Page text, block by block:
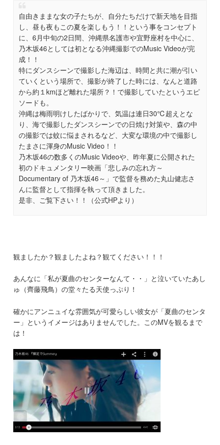
自由きままな女の子たちが、自分たちだけで新天地を目指
し、昼も夜もこの夏を楽しもう！！という事をコンセプト
に、6月中旬の2日間、沖縄県名護市や宜野座村を中心に、
乃木坂46としては初となる沖縄撮影でのMusic Videoが完
成！！
特にダンスシーンで撮影した海辺は、時間と共に潮が引い
ていくという場所で、撮影が終了した時には、なんと道路
から約１kmほど離れた場所？！で撮影していたというエピ
ソードも。
沖縄は梅雨明けしたばかりで、気温は連日30℃超えとな
り、海で撮影したダンスシーンでの日焼け対策や、森の中
の撮影では蚊に悩まされるなど、大変な環境の中で撮影し
たまさに渾身のMusic Video！！
乃木坂46の数多くのMusic Videoや、昨年夏に公開された
初のドキュメンタリー映画「悲しみの忘れ方～
Documentary of 乃木坂46～」で監督を務めた丸山健志さ
んに監督として指揮を執って頂きました。
是非、ご覧下さい！！（公式HPより）
観ましたか？観ましたよね？観てください！！！
あんなに「私が夏曲のセンターなんて・・」と泣いていたあし
ゅ（齊藤飛鳥）の堂々たる天使っぷり！
確かにアンニュイな雰囲気が可愛らしい彼女が「夏曲のセンタ
ー」というイメージはありませんでした。このMVを観るまで
は！